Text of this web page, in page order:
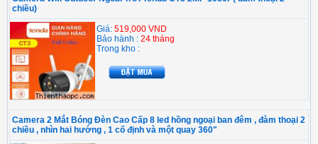
chiều)
Giá: 519,000 VND
Bảo hành : 24 tháng
Trong kho :
Camera 2 Mắt Bóng Đèn Cao Cấp 8 led hồng ngoại ban đêm , đàm thoại 2
chiều , nhìn hai hướng , 1 cố định và một quay 360"